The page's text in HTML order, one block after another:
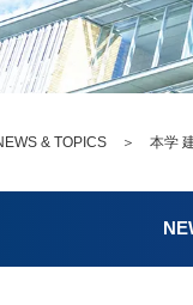
& TOPICS ＞ 本学 建